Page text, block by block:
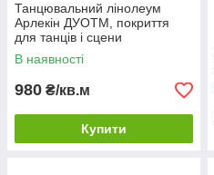
Танцювальний лінолеум
Арлекін ДУОTM, покриття
для танців і сцени
В наявності
980 ₴/кв.м
Купити